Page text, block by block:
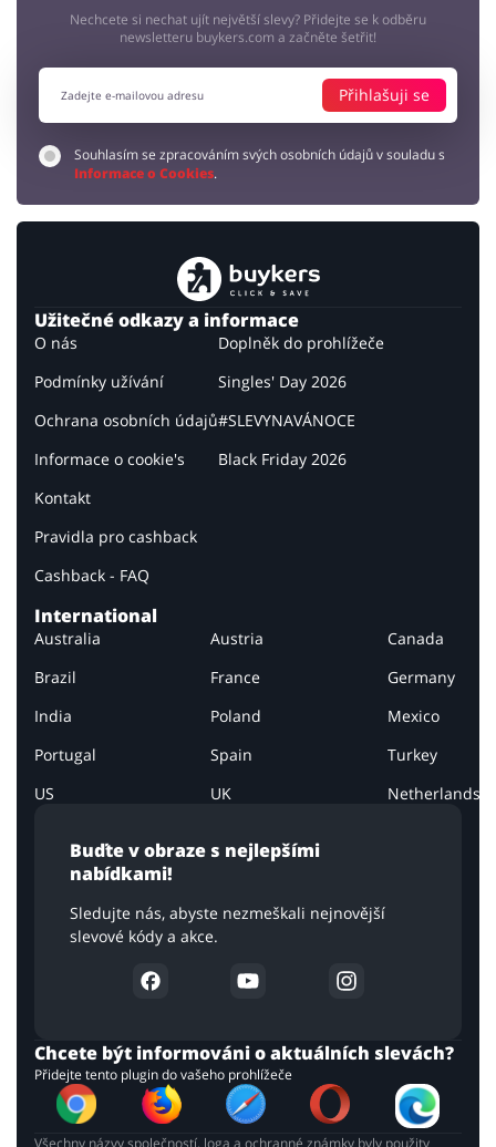
Nechcete si nechat ujít největší slevy? Přidejte se k odběru
newsletteru buykers.com a začněte šetřit!
Přihlašuji se
Souhlasím se zpracováním svých osobních údajů v souladu s
Informace o Cookies.
Buďte v obraze s nejlepšími
nabídkami!
Sledujte nás, abyste nezmeškali nejnovější
slevové kódy a akce.
Užitečné odkazy a informace
O nás
Podmínky užívání
Ochrana osobních údajů
Informace o cookie's
Kontakt
Pravidla pro cashback
Cashback - FAQ
Doplněk do prohlížeče
Singles' Day 2026
#SLEVYNAVÁNOCE
Black Friday 2026
International
Australia Austria
Canada
Brazil
France
Germany
India
Poland
Mexico
Portugal
Spain
Turkey
US
UK Netherlands
Chcete být informováni o aktuálních slevách?
Přidejte tento plugin do vašeho prohlížeče
Všechny názvy společností, loga a ochranné známky byly použity